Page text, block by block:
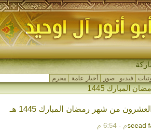
فيديو صور أخبار عامة محرم
المبارك 1445
من شهر رمضان المبارك 1445 هـ
seead